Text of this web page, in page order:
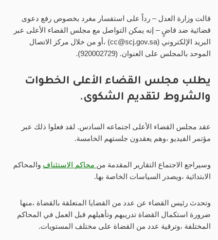
قالت وزارة العدل – رداً على استفسار مغرد بخصوص رفع دعوى
قضائية ضد قاضٍ – إنه يمكن التواصل مع مجلس القضاء الأعلى عبر
البريد الإلكتروني (cc@scj.gov.sa) ،أو من خلال مركز الاتصال
الموحد بالمجلس على العنوان. (920002729).
يطلب مجلس القضاء الأعلى الخطوات
والشروط لتقديم الشكوى.
عقد مجلس القضاء الأعلى اجتماعه السادس. لقد فعلوا ذلك عبر
مؤتمر الفيديو ،وهم يعقدون جلستهم الخامسة.
وسيراجع الاجتماع التقارير المقدمة من محاكم الاستئناف والمحاكم
الابتدائية ،ويصدر السياسات الخاصة بها.
وتحدث رئيس القضاء عن عدد من القضايا المتعلقة بالقضاة ،منها
ضرورة استكمال القضاة تدريبهم وتأهيلهم قبل العمل في المحاكم
المختلفة ،وترقية عدد من القضاة على مختلف المستويات.